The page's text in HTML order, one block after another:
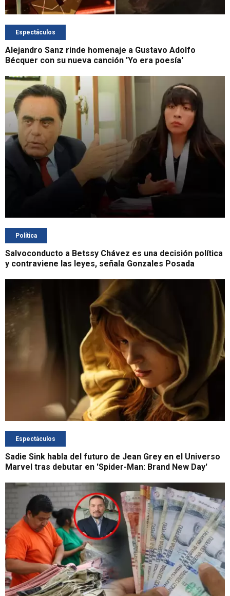
Espectáculos
Alejandro Sanz rinde homenaje a Gustavo Adolfo
Bécquer con su nueva canción 'Yo era poesía'
Política
Salvoconducto a Betssy Chávez es una decisión política
y contraviene las leyes, señala Gonzales Posada
Espectáculos
Sadie Sink habla del futuro de Jean Grey en el Universo
Marvel tras debutar en 'Spider-Man: Brand New Day'